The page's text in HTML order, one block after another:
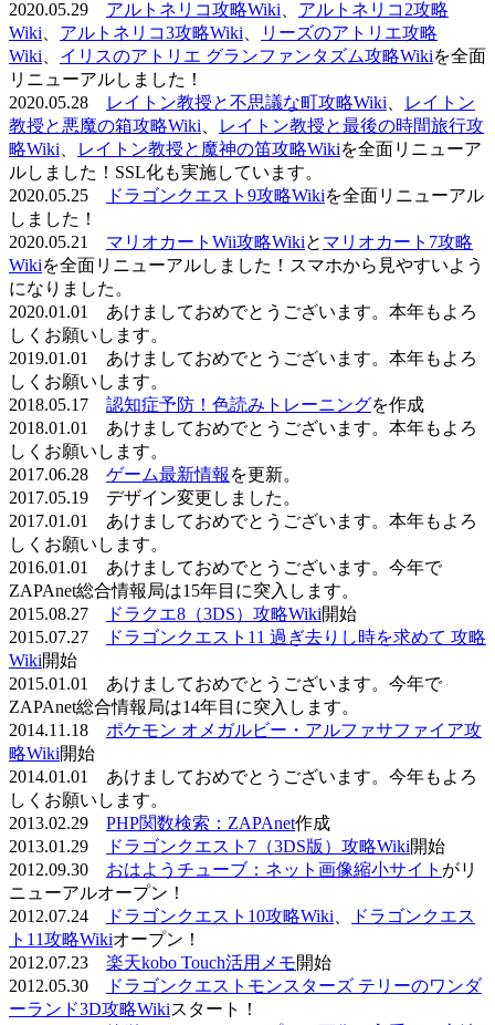
2020.05.29 アルトネリコ攻略Wiki
アルトネリコ2攻略
Wiki
アルトネリコ3攻略Wiki
リーズのアトリエ攻略
Wiki
イリスのアトリエ グランファンタズム攻略Wikiを全面
リニューアルしました！
2020.05.28
レイトン教授と不思議な町攻略Wiki
レイトン
教授と悪魔の箱攻略Wiki
レイトン教授と最後の時間旅行攻
略Wiki
レイトン教授と魔神の笛攻略Wikiを全面リニューア
ルしました！SSL化も実施しています。
2020.05.25
ドラゴンクエスト9攻略Wikiを全面リニューアル
しました！
2020.05.21 マリオカートWii攻略Wikiと マリオカート7攻略
Wikiを全面リニューアルしました！スマホから見やすいよう
になりました。
2020.01.01 あけましておめでとうございます。本年もよろ
しくお願いします。
2019.01.01 あけましておめでとうございます。本年もよろ
しくお願いします。
2018.05.17 認知症予防！色読みトレーニングを作成
2018.01.01 あけましておめでとうございます。本年もよろ
しくお願いします。
2017.06.28 ゲーム最新情報 を更新。
2017.05.19 デザイン変更しました。
2017.01.01 あけましておめでとうございます。本年もよろ
しくお願いします。
2016.01.01 あけましておめでとうございます。今年で
ZAPAnet総合情報局は15年目に突入します。
2015.08.27
ドラクエ8（3DS）攻略Wiki開始
2015.07.27
ドラゴンクエスト11 過ぎ去りし時を求めて 攻略
Wiki開始
2015.01.01 あけましておめでとうございます。今年で
ZAPAnet総合情報局は14年目に突入します。
2014.11.18 ポケモン オメガルビー・アルファサファイア攻
略Wiki開始
2014.01.01 あけましておめでとうございます。今年もよろ
しくお願いします。
2013.02.29 PHP関数検索：ZAPAnet作成
2013.01.29
ドラゴンクエスト7（3DS版）攻略Wiki開始
2012.09.30 おはようチューブ：ネット画像縮小サイト がリ
ニューアルオープン！
2012.07.24
ドラゴンクエスト10攻略Wiki
ドラゴンクエス
ト11攻略Wikiオープン！
2012.07.23 楽天kobo Touch活用メモ開始
2012.05.30
ドラゴンクエストモンスターズ テリーのワンダ
ーランド3D攻略Wikiスタート！